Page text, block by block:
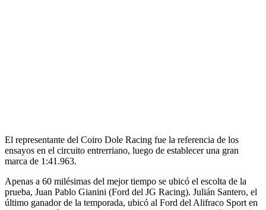
El representante del Coiro Dole Racing fue la referencia de los
ensayos en el circuito entrerriano, luego de establecer una gran
marca de 1:41.963.
Apenas a 60 milésimas del mejor tiempo se ubicó el escolta de la
prueba, Juan Pablo Gianini (Ford del JG Racing). Julián Santero, el
último ganador de la temporada, ubicó al Ford del Alifraco Sport en